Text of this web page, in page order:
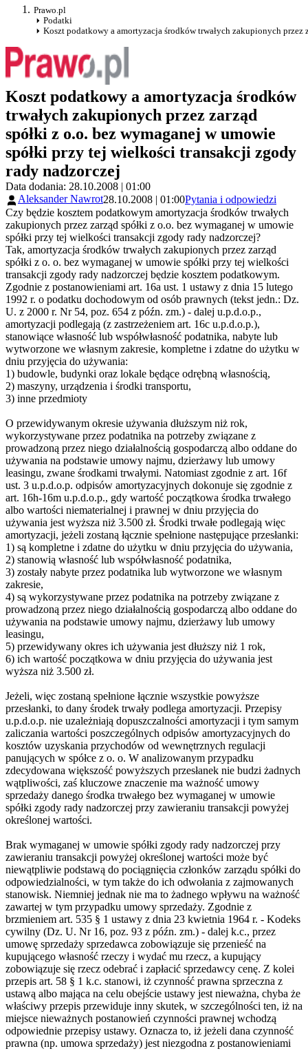
Prawo.pl
Podatki
Koszt podatkowy a amortyzacja środków trwałych zakupionych
Koszt podatkowy a amortyzacja środków
trwałych zakupionych przez zarząd
spółki z o.o. bez wymaganej w umowie
spółki przy tej wielkości transakcji zgody
rady nadzorczej
Data dodania: 28.10.2008 | 01:00
Aleksander Nawrot28.10.2008 | 01:00Pytania i odpowiedzi
Czy będzie kosztem podatkowym amortyzacja środków trwałych
zakupionych przez zarząd spółki z o.o. bez wymaganej w umowie
spółki przy tej wielkości transakcji zgody rady nadzorczej?
Tak, amortyzacja środków trwałych zakupionych przez zarząd
spółki z o. o. bez wymaganej w umowie spółki przy tej wielkości
transakcji zgody rady nadzorczej będzie kosztem podatkowym.
Zgodnie z postanowieniami art. 16a ust. 1 ustawy z dnia 15 lutego
1992 r. o podatku dochodowym od osób prawnych (tekst jedn.: Dz.
U. z 2000 r. Nr 54, poz. 654 z późn. zm.) - dalej u.p.d.o.p.,
amortyzacji podlegają (z zastrzeżeniem art. 16c u.p.d.o.p.),
stanowiące własność lub współwłasność podatnika, nabyte lub
wytworzone we własnym zakresie, kompletne i zdatne do użytku w
dniu przyjęcia do używania:
1) budowle, budynki oraz lokale będące odrębną własnością,
2) maszyny, urządzenia i środki transportu,
3) inne przedmioty
O przewidywanym okresie używania dłuższym niż rok,
wykorzystywane przez podatnika na potrzeby związane z
prowadzoną przez niego działalnością gospodarczą albo oddane do
używania na podstawie umowy najmu, dzierżawy lub umowy
leasingu, zwane środkami trwałymi. Natomiast zgodnie z art. 16f
ust. 3 u.p.d.o.p. odpisów amortyzacyjnych dokonuje się zgodnie z
art. 16h-16m u.p.d.o.p., gdy wartość początkowa środka trwałego
albo wartości niematerialnej i prawnej w dniu przyjęcia do
używania jest wyższa niż 3.500 zł. Środki trwałe podlegają więc
amortyzacji, jeżeli zostaną łącznie spełnione następujące przesłanki:
1) są kompletne i zdatne do użytku w dniu przyjęcia do używania,
2) stanowią własność lub współwłasność podatnika,
3) zostały nabyte przez podatnika lub wytworzone we własnym
zakresie,
4) są wykorzystywane przez podatnika na potrzeby związane z
prowadzoną przez niego działalnością gospodarczą albo oddane do
używania na podstawie umowy najmu, dzierżawy lub umowy
leasingu,
5) przewidywany okres ich używania jest dłuższy niż 1 rok,
6) ich wartość początkowa w dniu przyjęcia do używania jest
wyższa niż 3.500 zł.
Jeżeli, więc zostaną spełnione łącznie wszystkie powyższe
przesłanki, to dany środek trwały podlega amortyzacji. Przepisy
u.p.d.o.p. nie uzależniają dopuszczalności amortyzacji i tym samym
zaliczania wartości poszczególnych odpisów amortyzacyjnych do
kosztów uzyskania przychodów od wewnętrznych regulacji
panujących w spółce z o. o. W analizowanym przypadku
zdecydowana większość powyższych przesłanek nie budzi żadnych
wątpliwości, zaś kluczowe znaczenie ma ważność umowy
sprzedaży danego środka trwałego bez wymaganej w umowie
spółki zgody rady nadzorczej przy zawieraniu transakcji powyżej
określonej wartości.
Brak wymaganej w umowie spółki zgody rady nadzorczej przy
zawieraniu transakcji powyżej określonej wartości może być
niewątpliwie podstawą do pociągnięcia członków zarządu spółki do
odpowiedzialności, w tym także do ich odwołania z zajmowanych
stanowisk. Niemniej jednak nie ma to żadnego wpływu na ważność
zawartej w tym przypadku umowy sprzedaży. Zgodnie z
brzmieniem art. 535 § 1 ustawy z dnia 23 kwietnia 1964 r. - Kodeks
cywilny (Dz. U. Nr 16, poz. 93 z późn. zm.) - dalej k.c., przez
umowę sprzedaży sprzedawca zobowiązuje się przenieść na
kupującego własność rzeczy i wydać mu rzecz, a kupujący
zobowiązuje się rzecz odebrać i zapłacić sprzedawcy cenę. Z kolei
przepis art. 58 § 1 k.c. stanowi, iż czynność prawna sprzeczna z
ustawą albo mająca na celu obejście ustawy jest nieważna, chyba że
właściwy przepis przewiduje inny skutek, w szczególności ten, iż na
miejsce nieważnych postanowień czynności prawnej wchodzą
odpowiednie przepisy ustawy. Oznacza to, iż jeżeli dana czynność
prawna (np. umowa sprzedaży) jest niezgodna z postanowieniami